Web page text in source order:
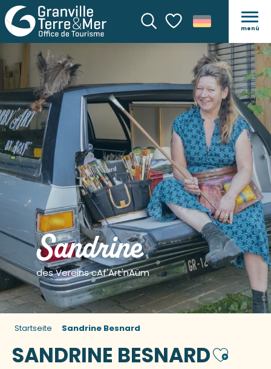
SucheVoir les favoris
menü
Sandrine
des Vereins cAf'Art'nAüm
Startseite Sandrine Besnard
SANDRINE BESNARDAjouter